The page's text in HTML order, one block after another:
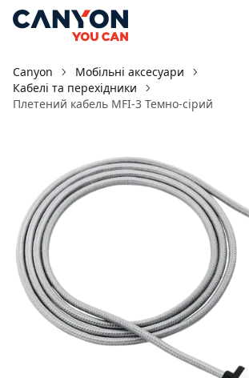
Canyon
Мобільні аксесуари
Кабелі та перехідники
Плетений кабель MFI-3 Темно-сірий